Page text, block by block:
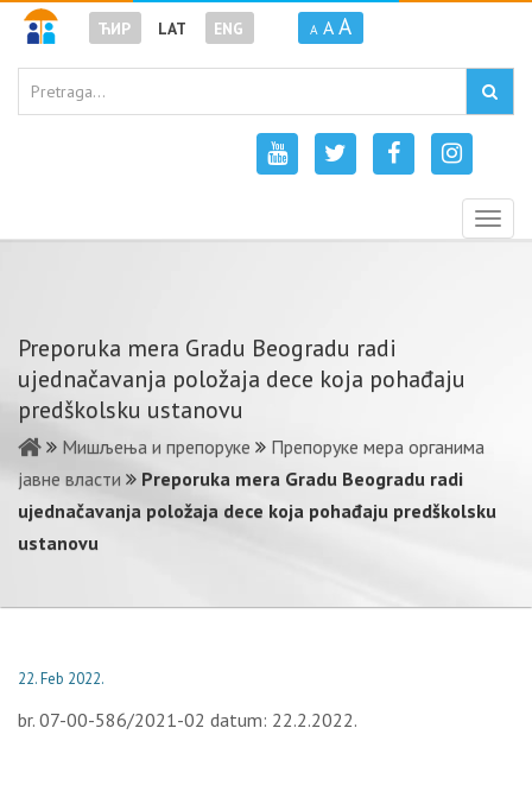
ЋИР LAT ENG A A A
Preporuka mera Gradu Beogradu radi
ujednačavanja položaja dece koja pohađaju
predškolsku ustanovu
Мишљења и препоруке
Препоруке мера органима
јавне власти
Preporuka mera Gradu Beogradu radi
ujednačavanja položaja dece koja pohađaju predškolsku
ustanovu
22. Feb 2022.
br. 07-00-586/2021-02 datum: 22.2.2022.